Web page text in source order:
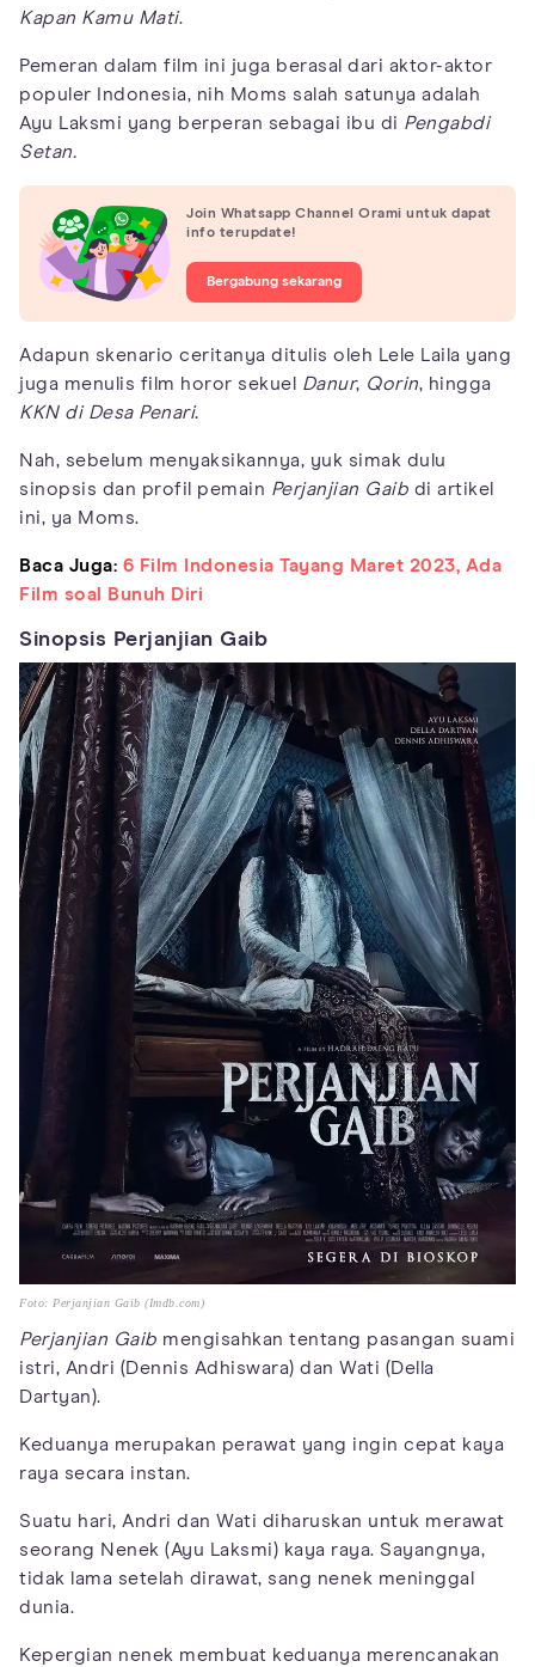
Kapan Kamu Mati.
Pemeran dalam film ini juga berasal dari aktor-aktor
populer Indonesia, nih Moms salah satunya adalah
Ayu Laksmi yang berperan sebagai ibu di Pengabdi
Setan.
Join Whatsapp Channel Orami untuk dapat
info terupdate!
Bergabung sekarang
Adapun skenario ceritanya ditulis oleh Lele Laila yang
juga menulis film horor sekuel Danur, Qorin, hingga
KKN di Desa Penari.
Nah, sebelum menyaksikannya, yuk simak dulu
sinopsis dan profil pemain Perjanjian Gaib di artikel
ini, ya Moms.
Baca Juga: 6 Film Indonesia Tayang Maret 2023, Ada
Film soal Bunuh Diri
Sinopsis Perjanjian Gaib
Foto: Perjanjian Gaib (Imdb.com)
Perjanjian Gaib mengisahkan tentang pasangan suami
istri, Andri (Dennis Adhiswara) dan Wati (Della
Dartyan).
Keduanya merupakan perawat yang ingin cepat kaya
raya secara instan.
Suatu hari, Andri dan Wati diharuskan untuk merawat
seorang Nenek (Ayu Laksmi) kaya raya. Sayangnya,
tidak lama setelah dirawat, sang nenek meninggal
dunia.
Kepergian nenek membuat keduanya merencanakan